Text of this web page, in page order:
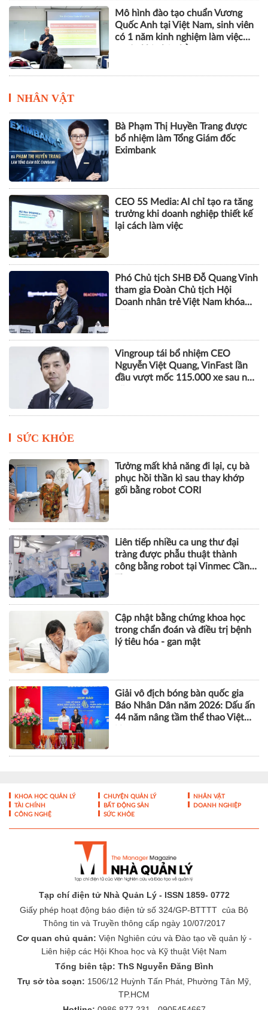
Mô hình đào tạo chuẩn Vương
Quốc Anh tại Việt Nam, sinh viên
có 1 năm kinh nghiệm làm việc
NHÂN VẬT
Bà Phạm Thị Huyền Trang được
bổ nhiệm làm Tổng Giám đốc
Eximbank
CEO 5S Media: AI chỉ tạo ra tăng
trưởng khi doanh nghiệp thiết kế
lại cách làm việc
Phó Chủ tịch SHB Đỗ Quang Vinh
tham gia Đoàn Chủ tịch Hội
Doanh nhân trẻ Việt Nam khóa
Vingroup tái bổ nhiệm CEO
Nguyễn Việt Quang, VinFast lần
đầu vượt mốc 115.000 xe sau nửa
SỨC KHỎE
Tưởng mất khả năng đi lại, cụ bà
phục hồi thần kì sau thay khớp
gối bằng robot CORI
Liên tiếp nhiều ca ung thư đại
tràng được phẫu thuật thành
công bằng robot tại Vinmec Cần
Cập nhật bằng chứng khoa học
trong chẩn đoán và điều trị bệnh
lý tiêu hóa - gan mật
Giải vô địch bóng bàn quốc gia
Báo Nhân Dân năm 2026: Dấu ấn
44 năm nâng tầm thể thao Việt
KHOA HỌC QUẢN LÝ CHUYỆN QUẢN LÝ
NHÂN VẬT
TÀI CHÍNH
BẤT ĐỘNG SẢN
DOANH NGHIỆP
CÔNG NGHỆ
SỨC KHỎE
Tạp chí điện tử Nhà Quản Lý - ISSN 1859- 0772
Giấy phép hoạt động báo điện tử số 324/GP-BTTTT của Bộ
Thông tin và Truyền thông cấp ngày 10/07/2017
Cơ quan chủ quản: Viện Nghiên cứu và Đào tạo về quản lý -
Liên hiệp các Hội Khoa học và Kỹ thuật Việt Nam
Tổng biên tập: ThS Nguyễn Đăng Bình
Trụ sở tòa soạn: 1506/12 Huỳnh Tấn Phát, Phường Tân Mỹ,
TP.HCM